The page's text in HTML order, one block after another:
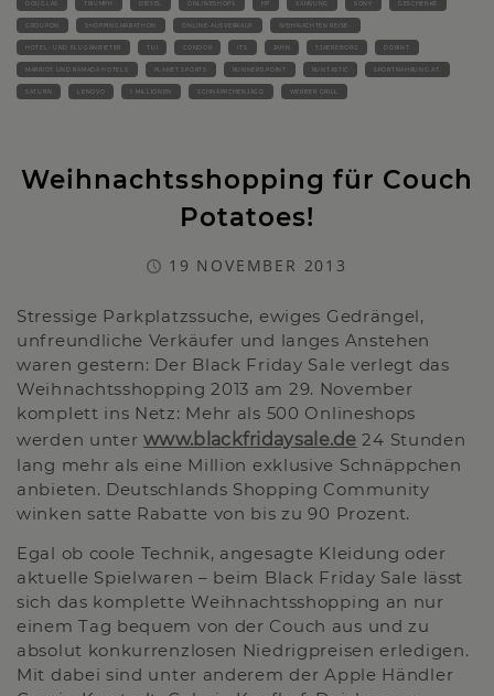
DOUGLAS TRIUMPH DIESEL ONLINESHOPS HP SAMSUNG SONY GESCHENKE
GROUPON SHOPPINGMARATHON ONLINE-AUSVERKAUF WEIHNACHTEN REISE-
HOTEL- UND FLUGANBIETER TUI CONDOR ITS JAHN TJAEREBORG DORINT
MARRIOT UND RAMADA HOTELS PLANET SPORTS RUNNERS POINT RUNTASTIC SPORTNAHRUNG.AT.
SATURN LENOVO 1 MILLIONEN SCHNÄPPCHENJAGD WERBER GRILL
Weihnachtsshopping für Couch
Potatoes!
19 NOVEMBER 2013
Stressige Parkplatzssuche, ewiges Gedrängel,
unfreundliche Verkäufer und langes Anstehen
waren gestern: Der Black Friday Sale verlegt das
Weihnachtsshopping 2013 am 29. November
komplett ins Netz: Mehr als 500 Onlineshops
werden unterwww.blackfridaysale.de 24 Stunden
lang mehr als eine Million exklusive Schnäppchen
anbieten. Deutschlands Shopping Community
winken satte Rabatte von bis zu 90 Prozent.
Egal ob coole Technik, angesagte Kleidung oder
aktuelle Spielwaren – beim Black Friday Sale lässt
sich das komplette Weihnachtsshopping an nur
einem Tag bequem von der Couch aus und zu
absolut konkurrenzlosen Niedrigpreisen erledigen.
Mit dabei sind unter anderem der Apple Händler